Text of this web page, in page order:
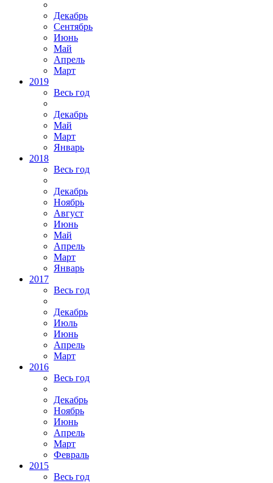
Декабрь
Сентябрь
Июнь
Май
Апрель
Март
2019
Весь год
Декабрь
Май
Март
Январь
2018
Весь год
Декабрь
Ноябрь
Август
Июнь
Май
Апрель
Март
Январь
2017
Весь год
Декабрь
Июль
Июнь
Апрель
Март
2016
Весь год
Декабрь
Ноябрь
Июнь
Апрель
Март
Февраль
2015
Весь год